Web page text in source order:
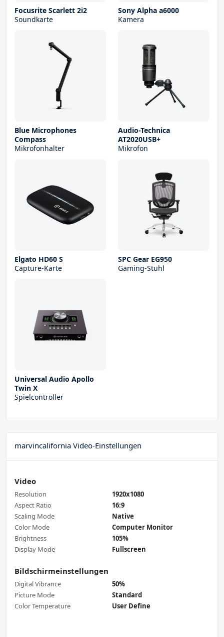
Focusrite Scarlett 2i2
Soundkarte
Sony Alpha a6000
Kamera
Blue Microphones
Compass
Mikrofonhalter
Audio-Technica
AT2020USB+
Mikrofon
Elgato HD60 S
Capture-Karte
SPC Gear EG950
Gaming-Stuhl
Universal Audio Apollo
Twin X
Spielcontroller
marvincalifornia Video-Einstellungen
Video
Resolution
1920x1080
Aspect Ratio
16:9
Scaling Mode
Native
Color Mode
Computer Monitor
Brightness
105%
Display Mode
Fullscreen
Bildschirmeinstellungen
Digital Vibrance
50%
Picture Mode
Standard
Color Temperature
User Define